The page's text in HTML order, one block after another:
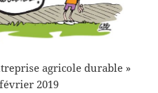
agricole durable »
2019